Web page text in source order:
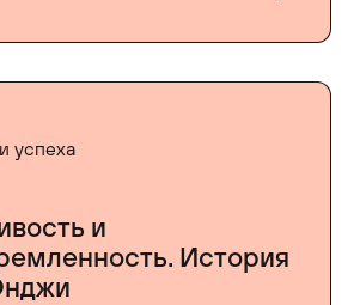
успеха
и
История